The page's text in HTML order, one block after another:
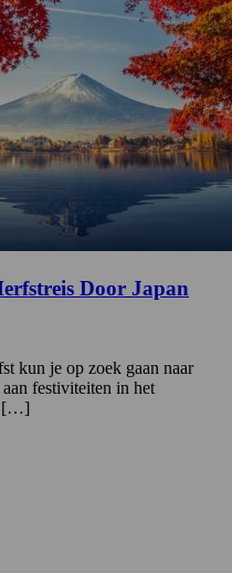
Door Japan
kun je op zoek gaan naar
festiviteiten in het
[…]